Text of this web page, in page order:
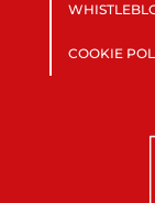
COOKIE